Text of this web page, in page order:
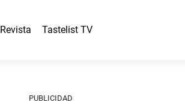
Revista Tastelist TV
PUBLICIDAD